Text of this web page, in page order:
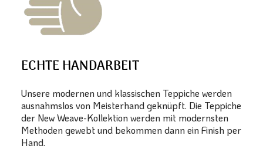
ECHTE HANDARBEIT
Unsere modernen und klassischen Teppiche werden
ausnahmslos von Meisterhand geknüpft. Die Teppiche
der New Weave-Kollektion werden mit modernsten
Methoden gewebt und bekommen dann ein Finish per
Hand.